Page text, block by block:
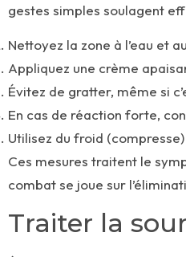
gestes simples soulagent
Nettoyez la zone à l’eau et
Appliquez une crème
Évitez de gratter, même si
En cas de réaction forte,
Utilisez du froid
Ces mesures traitent le
combat se joue sur
Traiter la